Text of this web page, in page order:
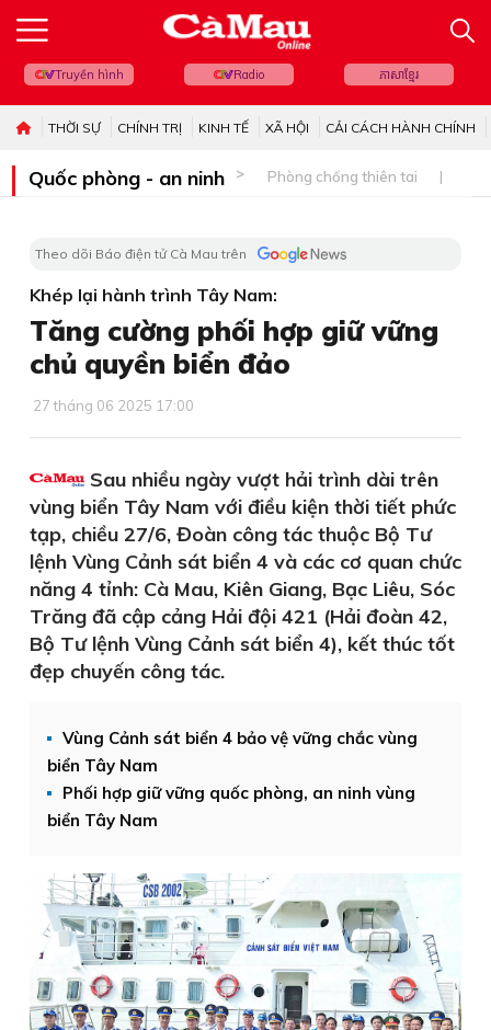
Truyền hình Radio ភាសាខ្មែរ
THỜI SỰ CHÍNH TRỊ KINH TẾ XÃ HỘI CẢI CÁCH HÀNH CHÍNH
Quốc phòng - an ninh Phòng chống thiên tai
Theo dõi Báo điện tử Cà Mau trên
Khép lại hành trình Tây Nam:
Tăng cường phối hợp giữ vững
chủ quyền biển đảo
27 tháng 06 2025 17:00
Sau nhiều ngày vượt hải trình dài trên
vùng biển Tây Nam với điều kiện thời tiết phức
tạp, chiều 27/6, Đoàn công tác thuộc Bộ Tư
lệnh Vùng Cảnh sát biển 4 và các cơ quan chức
năng 4 tỉnh: Cà Mau, Kiên Giang, Bạc Liêu, Sóc
Trăng đã cập cảng Hải đội 421 (Hải đoàn 42,
Bộ Tư lệnh Vùng Cảnh sát biển 4), kết thúc tốt
đẹp chuyến công tác.
Vùng Cảnh sát biển 4 bảo vệ vững chắc vùng
biển Tây Nam
Phối hợp giữ vững quốc phòng, an ninh vùng
biển Tây Nam